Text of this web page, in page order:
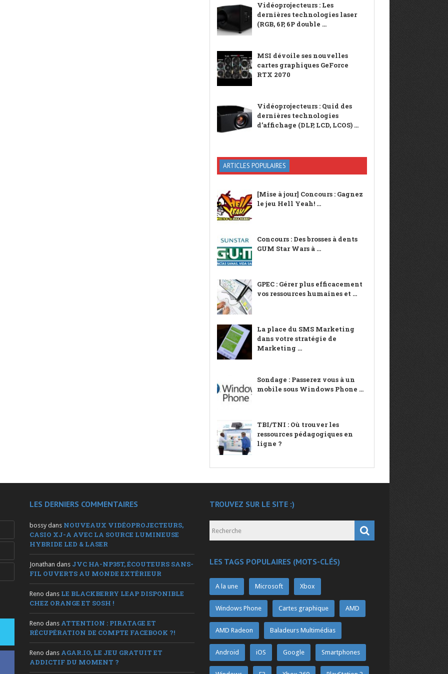
Vidéoprojecteurs : Les
dernières technologies laser
(RGB, 6P, 6P double ...
MSI dévoile ses nouvelles
cartes graphiques GeForce
RTX 2070
Vidéoprojecteurs : Quid des
dernières technologies
d’affichage (DLP, LCD, LCOS) ...
ARTICLES POPULAIRES
[Mise à jour] Concours : Gagnez
le jeu Hell Yeah! ...
Concours : Des brosses à dents
GUM Star Wars à ...
GPEC : Gérer plus efficacement
vos ressources humaines et ...
La place du SMS Marketing
dans votre stratégie de
Marketing ...
Sondage : Passerez vous à un
mobile sous Windows Phone ...
TBI/TNI : Où trouver les
ressources pédagogiques en
ligne ?
LES DERNIERS COMMENTAIRES
bossy dans NOUVEAUX VIDÉOPROJECTEURS,
CASIO XJ-A AVEC LA SOURCE LUMINEUSE
HYBRIDE LED & LASER
Jonathan dans JVC HA-NP35T, ÉCOUTEURS SANS-
FIL OUVERTS AU MONDE EXTÉRIEUR
Reno dans LE BLACKBERRY LEAP DISPONIBLE
CHEZ ORANGE ET SOSH !
Reno dans ATTENTION : PIRATAGE ET
RÉCUPÉRATION DE COMPTE FACEBOOK ?!
Reno dans AGAR.IO, LE JEU GRATUIT ET
ADDICTIF DU MOMENT ?
TROUVEZ SUR LE SITE :)
LES TAGS POPULAIRES (MOTS-CLÉS)
A la une Microsoft Xbox
Windows Phone Cartes graphique AMD
AMD Radeon Baladeurs Multimédias
Android iOS Google Smartphones